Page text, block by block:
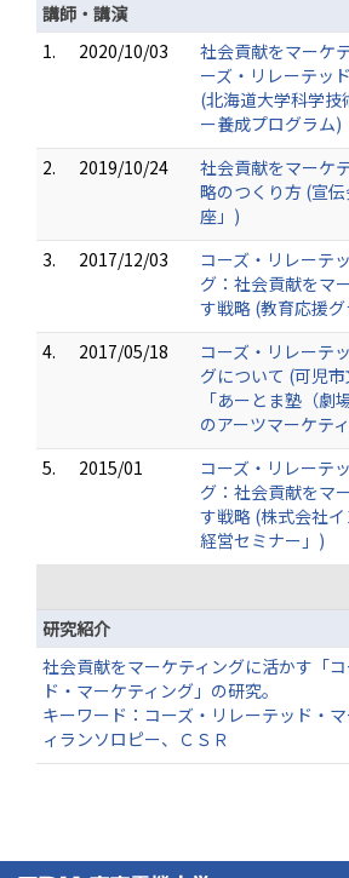
講師・講演
1.
2020/10/03
社会貢献をマーケ
ーズ・リレーテッ
(北海道大学科学技
ー養成プログラム)
2.
2019/10/24
社会貢献をマーケ
略のつくり方 (宣
座」)
3.
2017/12/03
コーズ・リレーテ
グ：社会貢献をマ
す戦略 (教育応援
4.
2017/05/18
コーズ・リレーテ
グについて (可児
「あーとま塾（劇
のアーツマーケテ
5.
2015/01
コーズ・リレーテ
グ：社会貢献をマ
す戦略 (株式会社
経営セミナー」)
研究紹介
社会貢献をマーケティングに活かす「
ド・マーケティング」の研究。
キーワード：コーズ・リレーテッド・
ィランソロピー、ＣＳＲ